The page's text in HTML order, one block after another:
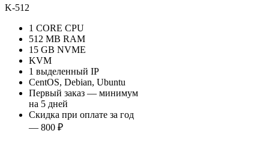
K-512
1 CORE CPU
512 MB RAM
15 GB NVME
KVM
1 выделенный IP
CentOS, Debian, Ubuntu
Первый заказ — минимум
на 5 дней
Скидка при оплате за год
— 800 ₽